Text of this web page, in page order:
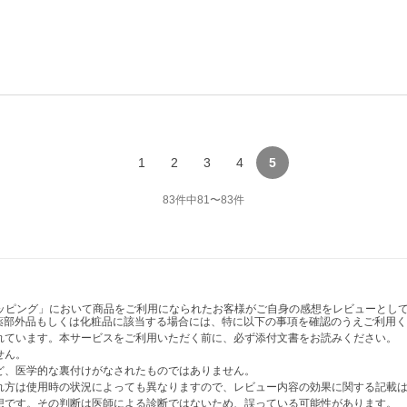
1 2 3 4 5
83件中81〜83件
ング」において商品をご利用になられたお客様がご自身の感想をレビューと
外品もしくは化粧品に該当する場合には、特に以下の事項を確認のうえご利用
います。本サービスをご利用いただく前に、必ず添付文書をお読みください。
。
医学的な裏付けがなされたものではありません。
は使用時の状況によっても異なりますので、レビュー内容の効果に関する記載
す。その判断は医師による診断ではないため、誤っている可能性があります。